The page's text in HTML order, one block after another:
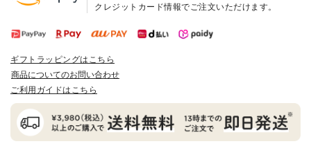
クレジットカード情報でご注文いただけます。
ギフトラッピングはこちら
商品についてのお問い合わせ
ご利用ガイドはこちら